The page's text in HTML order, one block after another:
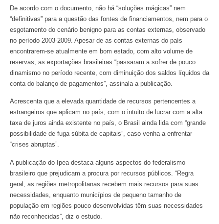
De acordo com o documento, não há “soluções mágicas” nem
“definitivas” para a questão das fontes de financiamentos, nem para o
esgotamento do cenário benigno para as contas externas, observado
no período 2003-2009. Apesar de as contas externas do país
encontrarem-se atualmente em bom estado, com alto volume de
reservas, as exportações brasileiras “passaram a sofrer de pouco
dinamismo no período recente, com diminuição dos saldos líquidos da
conta do balanço de pagamentos”, assinala a publicação.
Acrescenta que a elevada quantidade de recursos pertencentes a
estrangeiros que aplicam no país, com o intuito de lucrar com a alta
taxa de juros ainda existente no país, o Brasil ainda lida com “grande
possibilidade de fuga súbita de capitais”, caso venha a enfrentar
“crises abruptas”.
A publicação do Ipea destaca alguns aspectos do federalismo
brasileiro que prejudicam a procura por recursos públicos. “Regra
geral, as regiões metropolitanas recebem mais recursos para suas
necessidades, enquanto municípios de pequeno tamanho de
população em regiões pouco desenvolvidas têm suas necessidades
não reconhecidas”, diz o estudo.